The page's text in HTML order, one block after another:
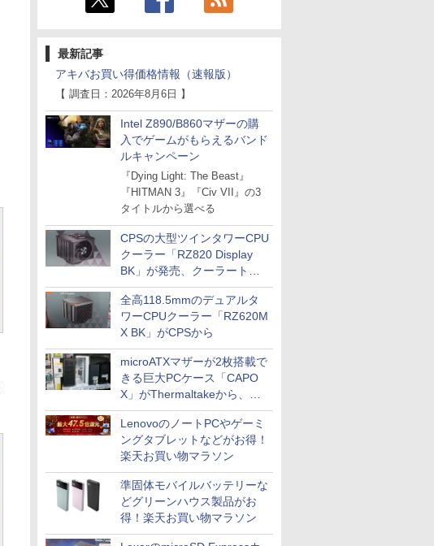
最新記事
アキバお買い得価格情報（速報版）
【 調査日：2026年8月6日 】
Intel Z890/B860マザーの購
入でゲームがもらえるバンド
ルキャンペーン
『Dying Light: The Beast』
『HITMAN 3』『Civ VII』の3
タイトルから選べる
CPSの大型ツインタワーCPU
クーラー「RZ820 Display
BK」が発売、クーラートッ
プに5インチ液晶搭載
全高118.5mmのデュアルタ
ワーCPUクーラー「RZ620M
X BK」がCPSから
microATXマザーが2枚搭載で
きる巨大PCケース「CAPO
X」がThermaltakeから、カ
ラーは2色
LenovoのノートPCやゲーミ
ングタブレットなどがお得！
楽天お買い物マラソン
準固体モバイルバッテリーな
どグリーンハウス製品がお
得！楽天お買い物マラソン